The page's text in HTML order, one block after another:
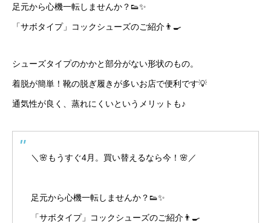
足元から心機一転しませんか？👟✨
「サボタイプ」コックシューズのご紹介👨‍🍳
シューズタイプのかかと部分がない形状のもの。
着脱が簡単！靴の脱ぎ履きが多いお店で便利です💡
通気性が良く、蒸れにくいというメリットも♪
＼🌸もうすぐ4月。買い替えるなら今！🌸／
足元から心機一転しませんか？👟✨
「サボタイプ」コックシューズのご紹介👨‍🍳